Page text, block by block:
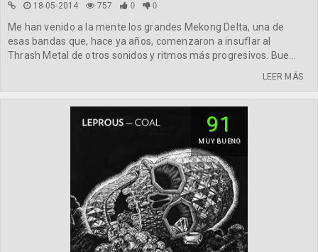
18-05-2014 757 0 0
Me han venido a la mente los grandes Mekong Delta, una de
esas bandas que, hace ya años, comenzaron a insuflar al
Thrash Metal de otros sonidos y ritmos más progresivos. Bue...
LEER MÁS
91
MUY BUENO